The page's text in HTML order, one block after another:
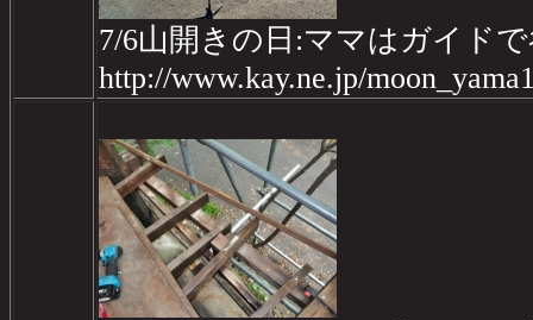
7/6山開きの日:ママはガイド
http://www.kay.ne.jp/